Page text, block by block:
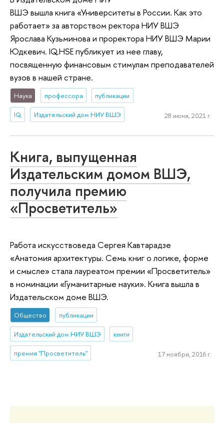
ВШЭ вышла книга «Университеты в России. Как это
работает» за авторством ректора НИУ ВШЭ
Ярослава Кузьминова и проректора НИУ ВШЭ Марии
Юдкевич. IQ.HSE публикует из нее главу,
посвященную финансовым стимулам преподавателей
вузов в нашей стране.
Наука профессора публикации
IQ Издательский дом НИУ ВШЭ 28 июня, 2021 г.
Книга, выпущенная
Издательским домом ВШЭ,
получила премию
«Просветитель»
Работа искусствоведа Сергея Кавтарадзе
«Анатомия архитектуры. Семь книг о логике, форме
и смысле» стала лауреатом премии «Просветитель»
в номинации «Гуманитарные науки». Книга вышла в
Издательском доме ВШЭ.
Общество публикации
Издательский дом НИУ ВШЭ книги
премия "Просветитель" 17 ноября, 2016 г.